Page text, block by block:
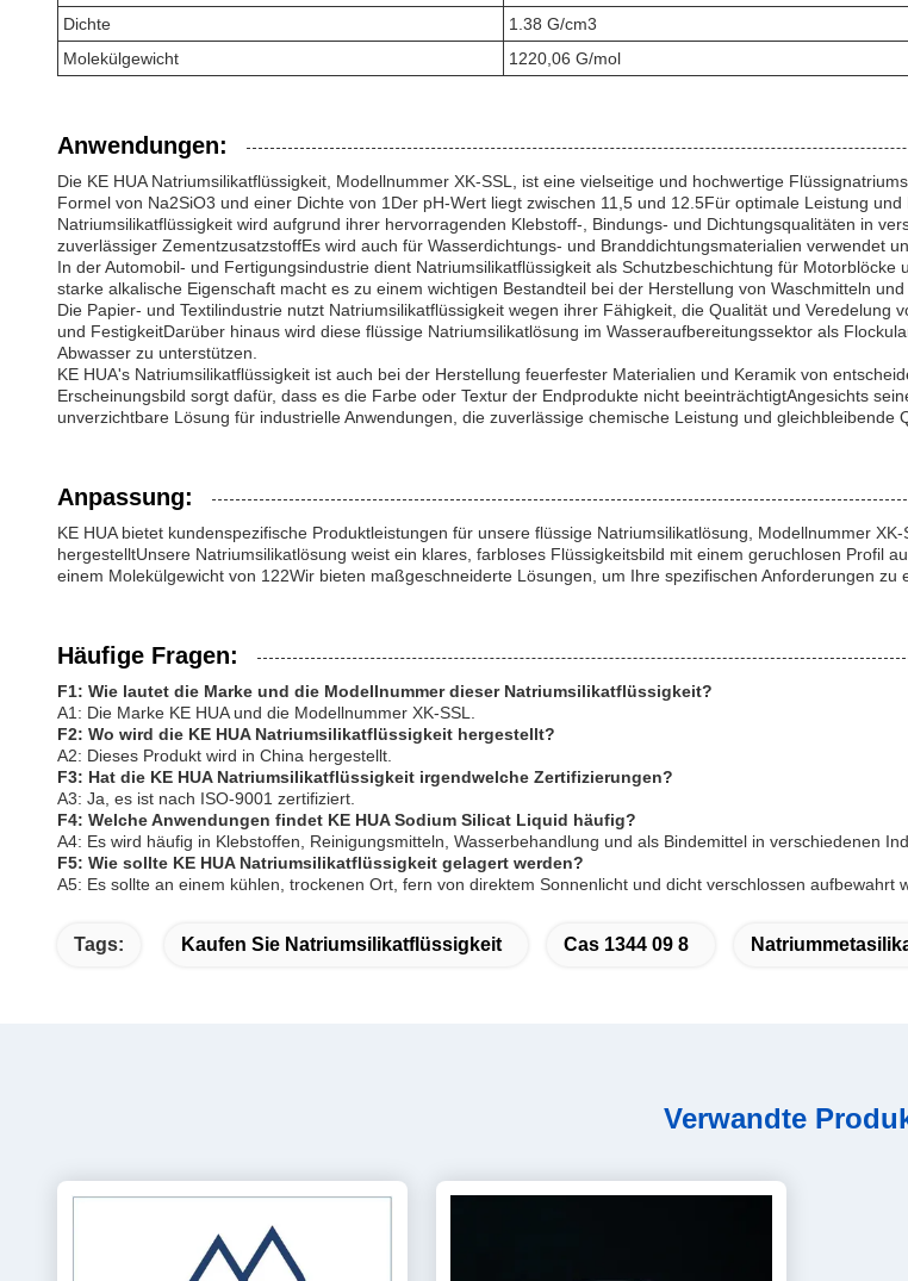
Dichte
1.38 G/cm3
Molekülgewicht
1220,06 G/mol
Anwendungen:
Die KE HUA Natriumsilikatflüssigkeit, Modellnummer XK-SSL, ist eine vielseitige und hochwertige
Formel von Na2SiO3 und einer Dichte von 1Der pH-Wert liegt zwischen 11,5 und 12.5Für optimale Leistung
Natriumsilikatflüssigkeit wird aufgrund ihrer hervorragenden Klebstoff-, Bindungs- und Dichtungsqualitäten in
zuverlässiger ZementzusatzstoffEs wird auch für Wasserdichtungs- und Branddichtungsmaterialien verwendet
In der Automobil- und Fertigungsindustrie dient Natriumsilikatflüssigkeit als Schutzbeschichtung für
starke alkalische Eigenschaft macht es zu einem wichtigen Bestandteil bei der Herstellung von Waschmitteln
Die Papier- und Textilindustrie nutzt Natriumsilikatflüssigkeit wegen ihrer Fähigkeit, die Qualität und
und FestigkeitDarüber hinaus wird diese flüssige Natriumsilikatlösung im Wasseraufbereitungssektor als
Abwasser zu unterstützen.
KE HUA's Natriumsilikatflüssigkeit ist auch bei der Herstellung feuerfester Materialien und Keramik von
Erscheinungsbild sorgt dafür, dass es die Farbe oder Textur der Endprodukte nicht beeinträchtigtAngesichts
unverzichtbare Lösung für industrielle Anwendungen, die zuverlässige chemische Leistung und gleichbleibende
Anpassung:
KE HUA bietet kundenspezifische Produktleistungen für unsere flüssige Natriumsilikatlösung, Modellnummer
hergestelltUnsere Natriumsilikatlösung weist ein klares, farbloses Flüssigkeitsbild mit einem geruchlosen Profil
einem Molekülgewicht von 122Wir bieten maßgeschneiderte Lösungen, um Ihre spezifischen Anforderungen
Häufige Fragen:
F1: Wie lautet die Marke und die Modellnummer dieser Natriumsilikatflüssigkeit?
A1: Die Marke KE HUA und die Modellnummer XK-SSL.
F2: Wo wird die KE HUA Natriumsilikatflüssigkeit hergestellt?
A2: Dieses Produkt wird in China hergestellt.
F3: Hat die KE HUA Natriumsilikatflüssigkeit irgendwelche Zertifizierungen?
A3: Ja, es ist nach ISO-9001 zertifiziert.
F4: Welche Anwendungen findet KE HUA Sodium Silicat Liquid häufig?
A4: Es wird häufig in Klebstoffen, Reinigungsmitteln, Wasserbehandlung und als Bindemittel in verschiedenen
F5: Wie sollte KE HUA Natriumsilikatflüssigkeit gelagert werden?
A5: Es sollte an einem kühlen, trockenen Ort, fern von direktem Sonnenlicht und dicht verschlossen aufbewahrt
Tags: Kaufen Sie Natriumsilikatflüssigkeit Cas 1344 09 8
Verwandte